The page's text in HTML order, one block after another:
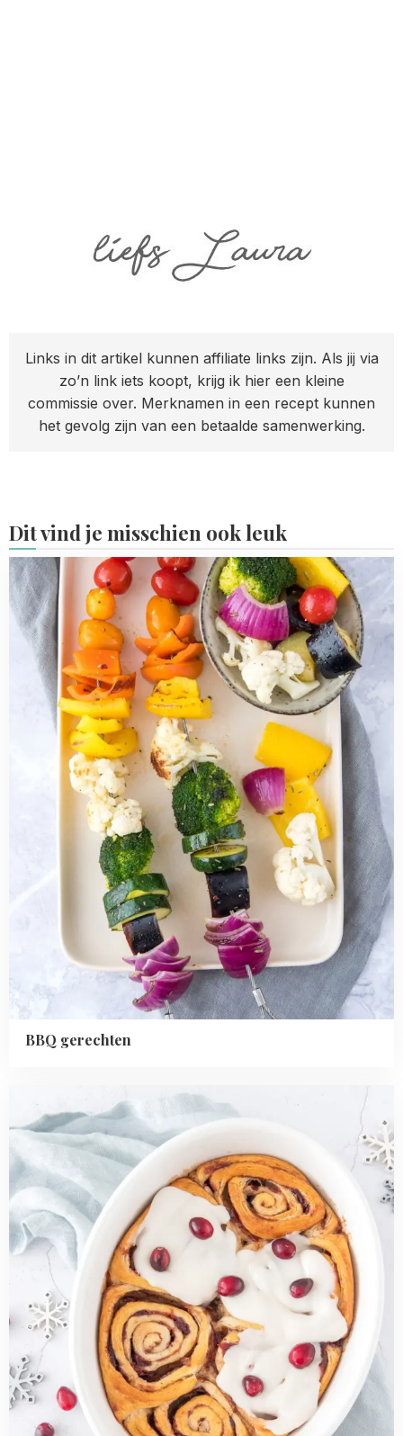
Links in dit artikel kunnen affiliate links zijn. Als jij via
zo’n link iets koopt, krijg ik hier een kleine
commissie over. Merknamen in een recept kunnen
het gevolg zijn van een betaalde samenwerking.
Dit vind je misschien ook leuk
BBQ gerechten
Read
more
about
BBQ
gerechten
more
about
Kerstbrunch
inspiratie